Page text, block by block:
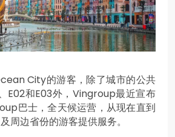
City的游客，除了城市的公共
E02和E03外，Vingroup最近宣布
巴士，全天候运营，从现在直到
周边省份的游客提供服务。